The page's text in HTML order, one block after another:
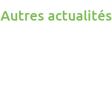
Autres actualités